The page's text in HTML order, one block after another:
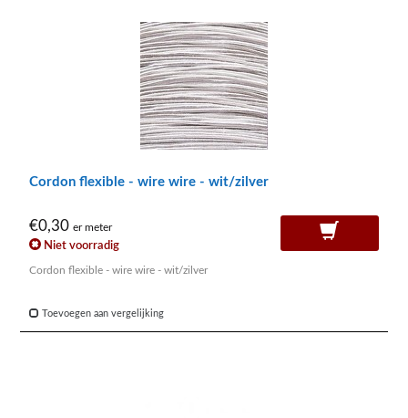
Cordon flexible - wire wire - wit/zilver
€0,30 er meter
Niet voorradig
Cordon flexible - wire wire - wit/zilver
Toevoegen aan vergelijking